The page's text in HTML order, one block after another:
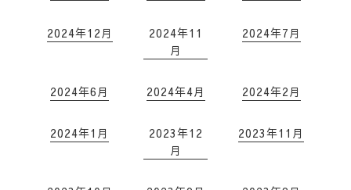
2024年12月
2024年11
月
2024年7月
2024年6月 2024年4月 2024年2月
2024年1月
2023年12
月
2023年11月